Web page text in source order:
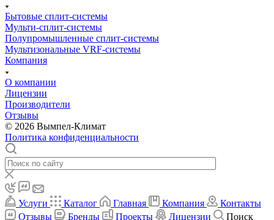
Бытовые сплит-системы
Мульти-сплит-системы
Полупромышленные сплит-системы
Мультизональные VRF-системы
Компания
О компании
Лицензии
Производители
Отзывы
© 2026 Вымпел-Климат
Политика конфиденциальности
Услуги Каталог Главная Компания
Контакты
Отзывы
Бренды Проекты Лицензии Поиск